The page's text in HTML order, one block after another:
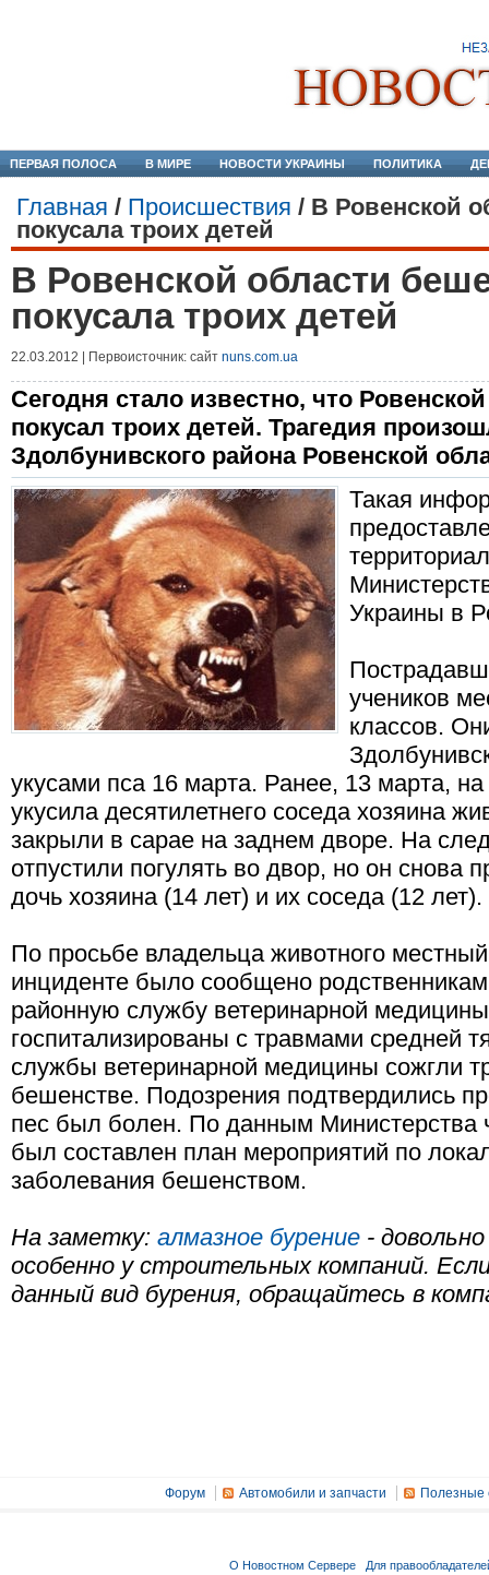
ПЕРВАЯ ПОЛОСА В МИРЕ НОВОСТИ УКРАИНЫ ПОЛИТИКА
Главная / Происшествия / В Ровенской
покусала троих детей
В Ровенской области
покусала троих детей
22.03.2012 | Первоисточник: сайт nuns.com.ua
Сегодня стало известно, что
покусал троих детей. Трагедия
Здолбунивского района Ровенской
Такая
Украины в
учеников
классов.
укусами пса 16 марта. Ранее, 13 марта,
укусила десятилетнего соседа хозяина
закрыли в сарае на заднем дворе. На
отпустили погулять во двор, но он снова
дочь хозяина (14 лет) и их соседа (12 лет).
По просьбе владельца животного
инциденте было сообщено
районную службу ветеринарной
госпитализированы с травмами средней
службы ветеринарной медицины сожгли
бешенстве. Подозрения подтвердились
пес был болен. По данным Министерства
был составлен план мероприятий по
заболевания бешенством.
На заметку: алмазное бурение -
особенно у строительных компаний.
данный вид бурения, обращайтесь в
Форум Автомобили и запчасти Полезные
О Новостном Сервере
Для